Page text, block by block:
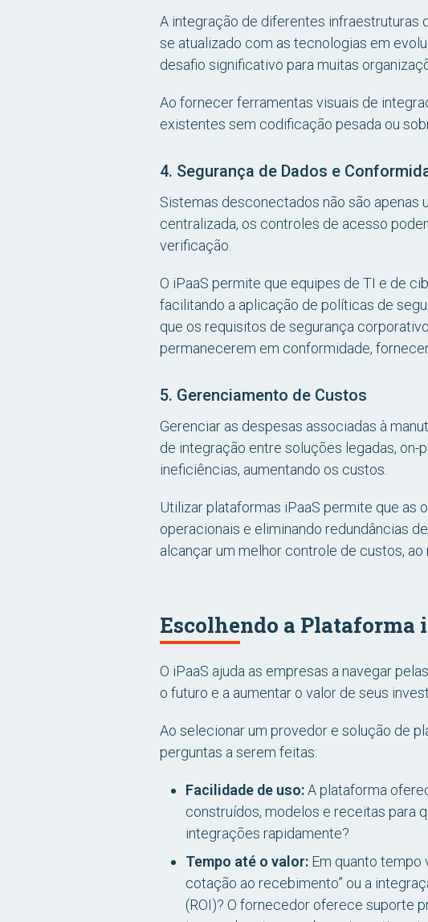
A integração de diferentes infraestruturas
se atualizado com as tecnologias em
desafio significativo para muitas
Ao fornecer ferramentas visuais de
existentes sem codificação pesada ou
4. Segurança de Dados e
Sistemas desconectados não são apenas
centralizada, os controles de acesso
verificação.
O iPaaS permite que equipes de TI e de
facilitando a aplicação de políticas de
que os requisitos de segurança
permanecerem em conformidade,
5. Gerenciamento de Custos
Gerenciar as despesas associadas à
de integração entre soluções legadas,
ineficiências, aumentando os custos.
Utilizar plataformas iPaaS permite que as
operacionais e eliminando redundâncias
alcançar um melhor controle de custos,
Escolhendo a Plataforma
O iPaaS ajuda as empresas a navegar
o futuro e a aumentar o valor de seus
Ao selecionar um provedor e solução de
perguntas a serem feitas:
Facilidade de uso:A plataforma
construídos, modelos e receitas para
integrações rapidamente?
Tempo até o valor: Em quanto tempo
cotação ao recebimento” ou a
(ROI)? O fornecedor oferece suporte